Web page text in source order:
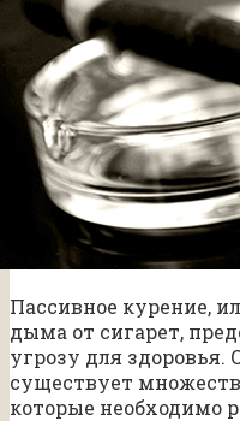
Пассивное курение,
дыма от сигарет,
угрозу для здоровья.
существует
которые необходимо